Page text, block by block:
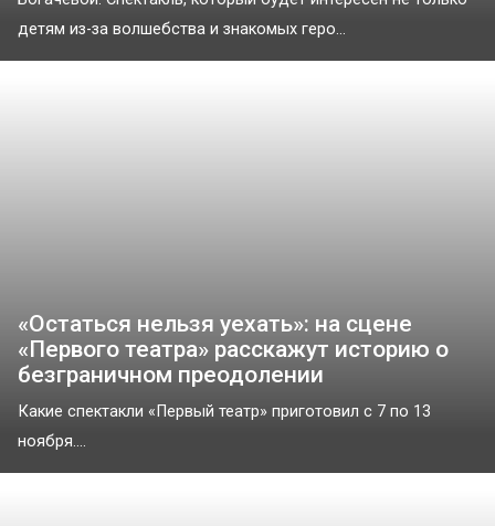
детям из-за волшебства и знакомых геро...
«Остаться нельзя уехать»: на сцене
«Первого театра» расскажут историю о
безграничном преодолении
Какие спектакли «Первый театр» приготовил с 7 по 13
ноября....